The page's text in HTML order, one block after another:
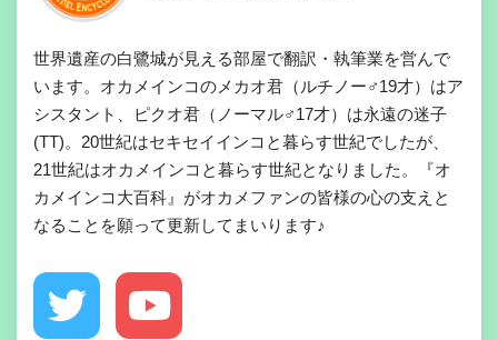
世界遺産の白鷺城が見える部屋で翻訳・執筆業を営んで
います。オカメインコのメカオ君（ルチノー♂19才）はア
シスタント、ピクオ君（ノーマル♂17才）は永遠の迷子
(TT)。20世紀はセキセイインコと暮らす世紀でしたが、
21世紀はオカメインコと暮らす世紀となりました。『オ
カメインコ大百科』がオカメファンの皆様の心の支えと
なることを願って更新してまいります♪